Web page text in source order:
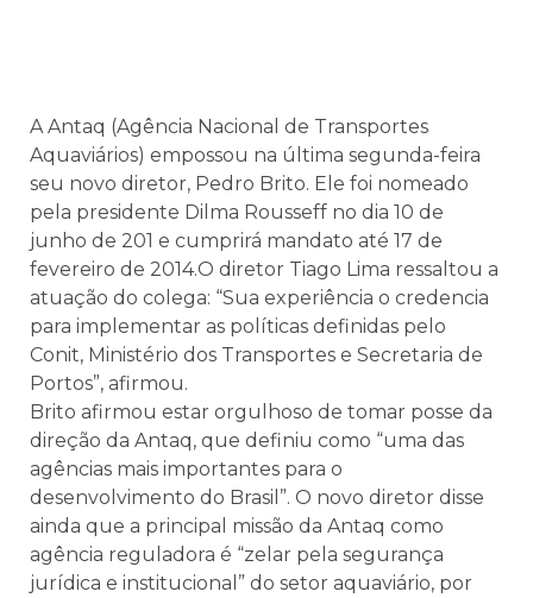
A Antaq (Agência Nacional de Transportes
Aquaviários) empossou na última segunda-feira
seu novo diretor, Pedro Brito. Ele foi nomeado
pela presidente Dilma Rousseff no dia 10 de
junho de 201 e cumprirá mandato até 17 de
fevereiro de 2014.O diretor Tiago Lima ressaltou a
atuação do colega: “Sua experiência o credencia
para implementar as políticas definidas pelo
Conit, Ministério dos Transportes e Secretaria de
Portos”, afirmou.
Brito afirmou estar orgulhoso de tomar posse da
direção da Antaq, que definiu como “uma das
agências mais importantes para o
desenvolvimento do Brasil”. O novo diretor disse
ainda que a principal missão da Antaq como
agência reguladora é “zelar pela segurança
jurídica e institucional” do setor aquaviário, por